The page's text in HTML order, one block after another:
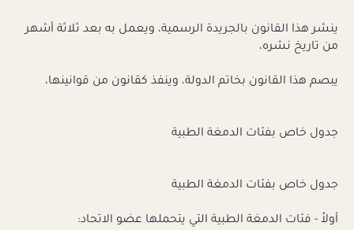
ينشر هذا القانون بالجريدة الرسمية، ويعمل به بعد ثلاثة أشهر
من تاريخ نشره،
يبصم هذا القانون بخاتم الدولة، وينفذ كقانون من قوانينها،
جدول خاص بفئات الدمغة الطبية
جدول خاص بفئات الدمغة الطبية
أولاً - فئات الدمغة الطبية التي يتحملها عضو الاتحاد: